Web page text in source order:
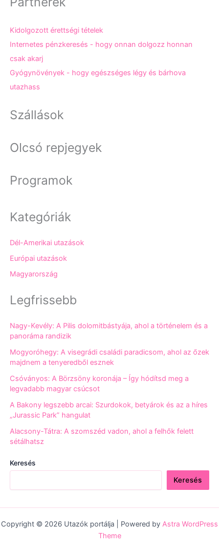
Kidolgozott érettségi tételek
Internetes pénzkeresés - hogy onnan dolgozz honnan
csak akarj
Gyógynövények - hogy egészséges légy és bárhova
utazhass
Szállások
Olcsó repjegyek
Programok
Kategóriák
Dél-Amerikai utazások
Európai utazások
Magyarország
Legfrissebb
Nagy-Kevély: A Pilis dolomitbástyája, ahol a történelem és a
panoráma randizik
Mogyoróhegy: A visegrádi családi paradicsom, ahol az őzek
majdnem a tenyeredből esznek
Csóványos: A Börzsöny koronája – Így hódítsd meg a
legvadabb magyar csúcsot
A Bakony legszebb arcai: Szurdokok, betyárok és az a híres
„Jurassic Park” hangulat
Alacsony-Tátra: A szomszéd vadon, ahol a felhők felett
sétálhatsz
Keresés
Keresés
Copyright © 2026 Utazók portálja | Powered by Astra WordPress
Theme